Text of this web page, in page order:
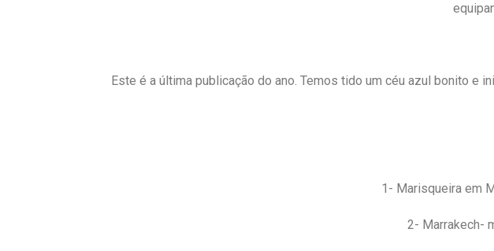
Este é a última publicação do ano. Temos tido um céu azul bonito e
1- Marisqueira em
2- Marrakech-